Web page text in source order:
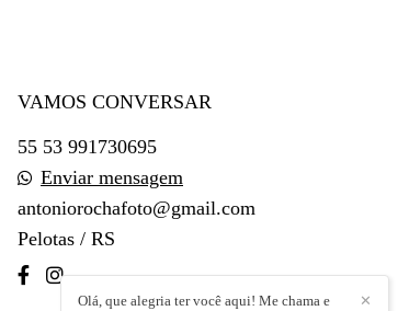
VAMOS CONVERSAR
55 53 991730695
Enviar mensagem
antoniorochafoto@gmail.com
Pelotas / RS
✕
Olá, que alegria ter você aqui! Me chama e